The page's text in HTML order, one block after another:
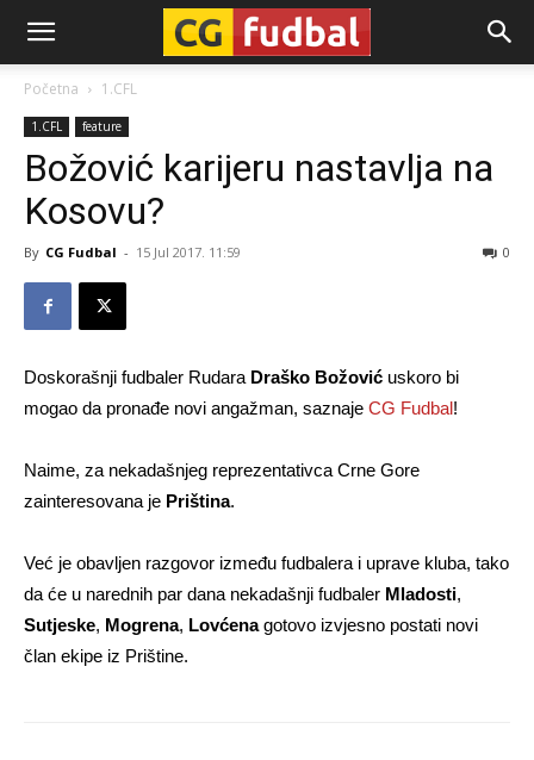
CG-
Fudbal
Početna 1.CFL
1.CFL feature
Božović karijeru nastavlja na
Kosovu?
By CG Fudbal - 15 Jul 2017. 11:59 0
Doskorašnji fudbaler Rudara Draško Božović uskoro bi
mogao da pronađe novi angažman, saznaje CG Fudbal!
Naime, za nekadašnjeg reprezentativca Crne Gore
zainteresovana je Priština.
Već je obavljen razgovor između fudbalera i uprave kluba, tako
da će u narednih par dana nekadašnji fudbaler Mladosti,
Sutjeske, Mogrena, Lovćenagotovo izvjesno postati novi
član ekipe iz Prištine.